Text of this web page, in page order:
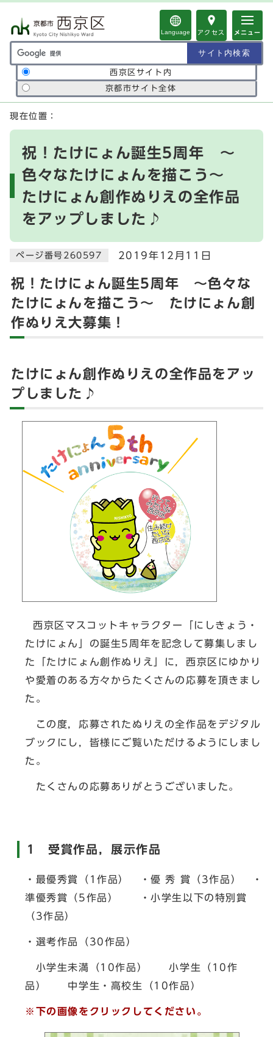
Language アクセス メニュー
サイト内検索の範囲
西京区サイト内
京都市サイト全体
ここから本文です
現在位置：
祝！たけにょん誕生5周年 ～
色々なたけにょんを描こう～
たけにょん創作ぬりえの全作品
をアップしました♪
ページ番号260597 2019年12月11日
祝！たけにょん誕生5周年 ～色々な
たけにょんを描こう～ たけにょん創
作ぬりえ大募集！
たけにょん創作ぬりえの全作品をアッ
プしました♪
西京区マスコットキャラクター「にしきょう・
たけにょん」の誕生5周年を記念して募集しまし
た「たけにょん創作ぬりえ」に，西京区にゆかり
や愛着のある方々からたくさんの応募を頂きまし
た。
この度，応募されたぬりえの全作品をデジタル
ブックにし，皆様にご覧いただけるようにしまし
た。
たくさんの応募ありがとうございました。
1 受賞作品，展示作品
・最優秀賞（1作品） ・優 秀 賞（3作品） ・
準優秀賞（5作品） ・小学生以下の特別賞
（3作品）
・選考作品（30作品）
小学生未満（10作品） 小学生（10作
品） 中学生・高校生（10作品）
※下の画像をクリックしてください。